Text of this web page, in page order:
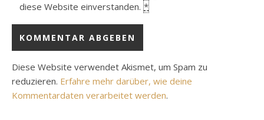
diese Website einverstanden. *
Diese Website verwendet Akismet, um Spam zu
reduzieren. Erfahre mehr darüber, wie deine
Kommentardaten verarbeitet werden.